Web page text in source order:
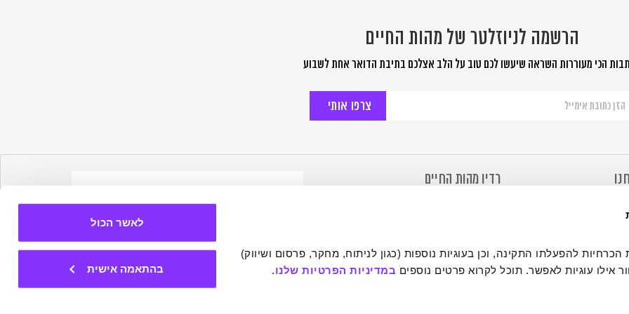
אילו עוגיות לאפשר. תוכל לקרוא פרטים נוספים במדיניות הפרטיות שלנו.
לאשר הכול
בהתאמה אישית
הרשמה לניוזלטר של מהות החיים
הכי מעוררות השראה שיעשו לכם טוב על הלב אצלכם בתיבת הדואר אחת לשבוע
לניוזלטר
החיים
פרטיות
רדיו מהות החיים
להורדת אפליקציה ב – iPhone
להורדת אפליקציה ב- Android